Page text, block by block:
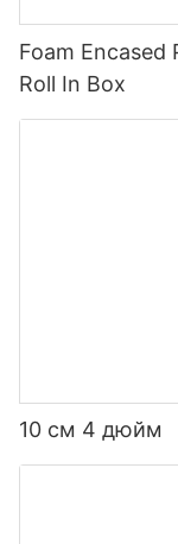
Foam Encased
Roll In Box
10 см 4 дюйм